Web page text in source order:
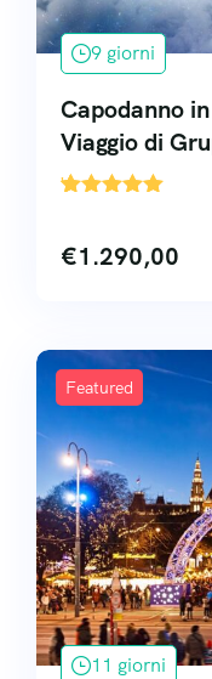
9 giorni
Capodanno
Viaggio di
'
€1.290,00
Featured
11 giorni